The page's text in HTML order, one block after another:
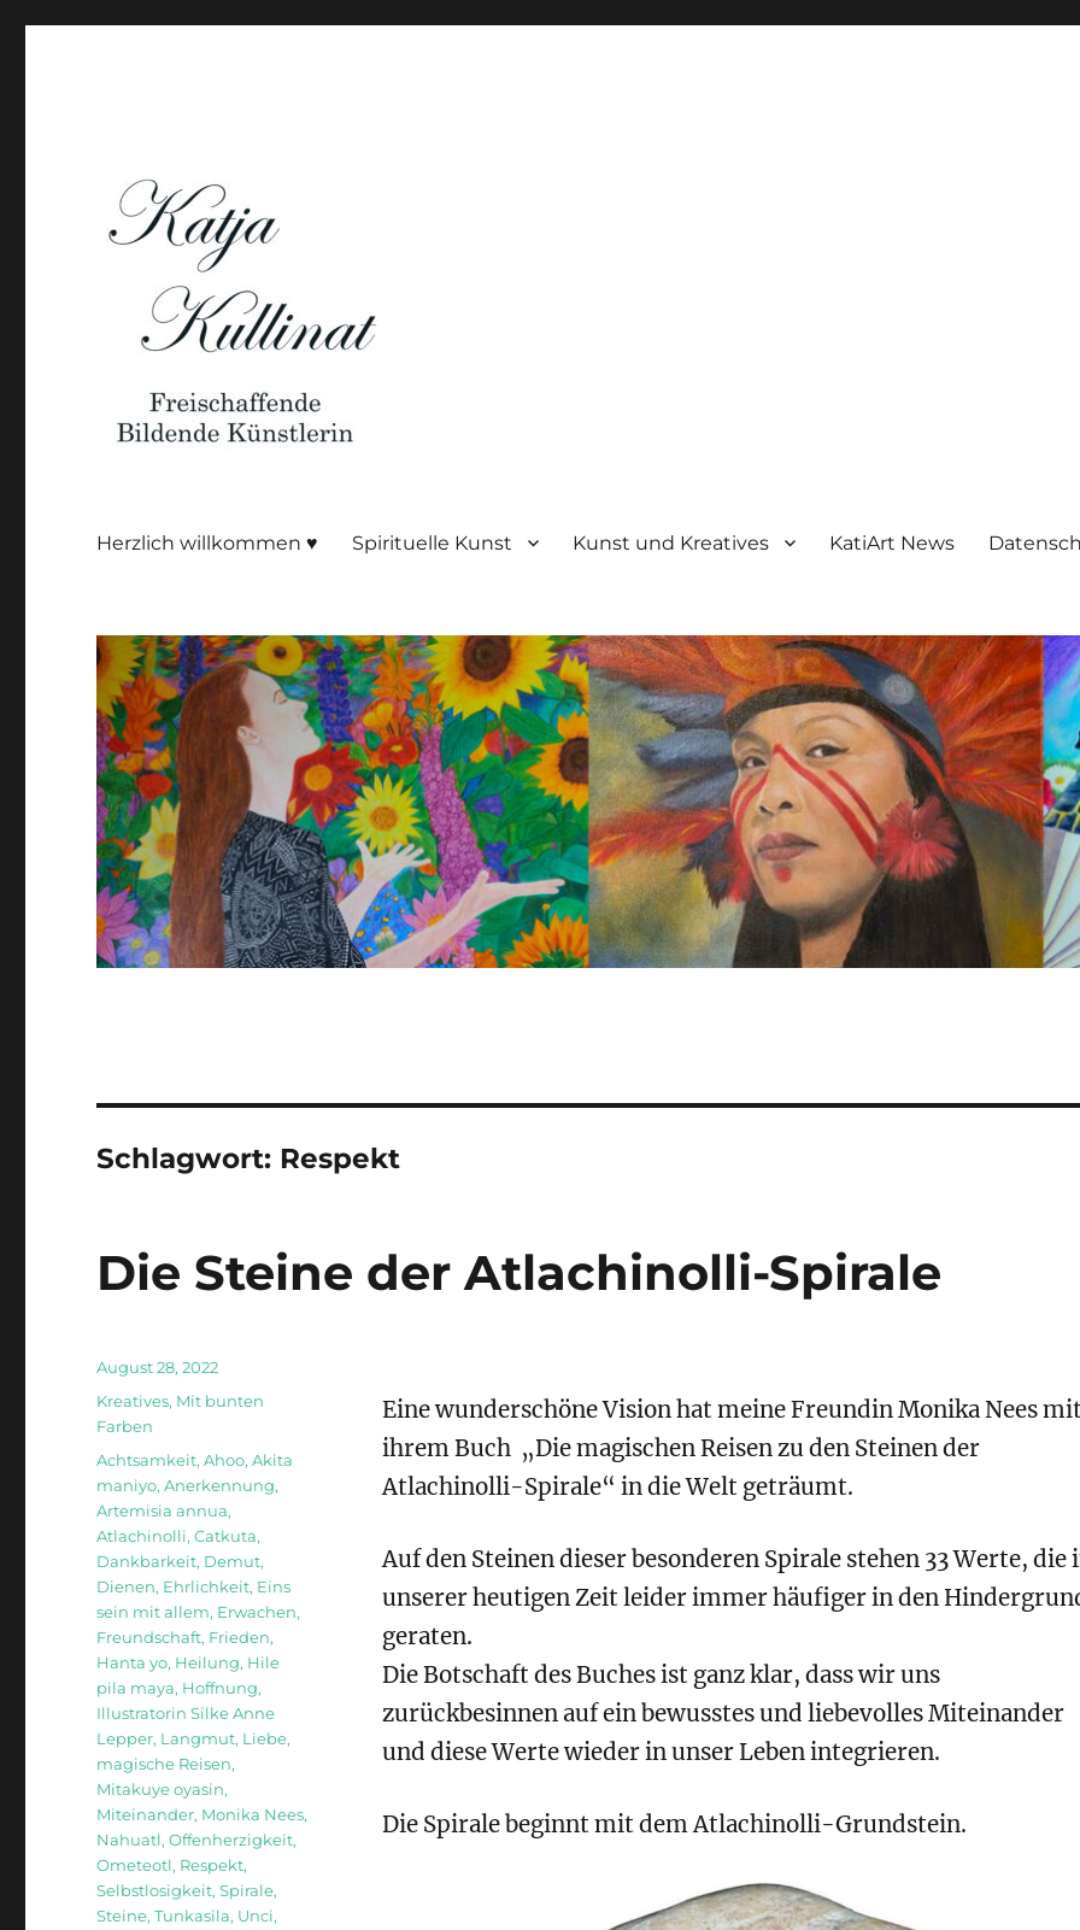
Herzlich willkommen ♥ Spirituelle Kunst Kunst und Kreatives KatiArt News
Schlagwort: Respekt
Die Steine der Atlachinolli-Spirale
Eine wunderschöne Vision hat meine Freundin Monika Nees
ihrem Buch „Die magischen Reisen zu den Steinen der
Atlachinolli-Spirale“ in die Welt geträumt.
Auf den Steinen dieser besonderen Spirale stehen 33 Werte, die
unserer heutigen Zeit leider immer häufiger in den
geraten.
Die Botschaft des Buches ist ganz klar, dass wir uns
zurückbesinnen auf ein bewusstes und liebevolles Miteinander
und diese Werte wieder in unser Leben integrieren.
Die Spirale beginnt mit dem Atlachinolli-Grundstein.
Veröffentlicht
August 28, 2022
Kategorien
Kreatives, Mit bunten
Farben
Schlagwörter
Achtsamkeit,Ahoo,Akita
maniyo,Anerkennung,
Artemisia annua,
Atlachinolli,Catkuta,
Dankbarkeit, Demut,
Dienen, Ehrlichkeit, Eins
sein mit allem, Erwachen,
Freundschaft, Frieden,
Hanta yo, Heilung, Hile
pila maya, Hoffnung,
Illustratorin Silke Anne
Lepper, Langmut, Liebe,
magische Reisen,
Mitakuye oyasin,
Miteinander, Monika Nees,
Nahuatl,Offenherzigkeit,
Ometeotl, Respekt,
Selbstlosigkeit,Spirale,
Steine,Tunkasila, Unci,